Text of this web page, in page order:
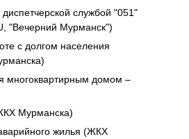
службой "051"
"Вечерний Мурманск")
с долгом населения
многоквартирным домом –
Мурманска)
жилья (ЖКХ